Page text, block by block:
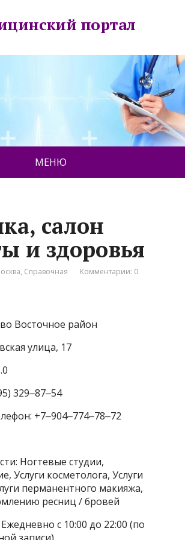
портал
МЕНЮ
салон
и здоровья
, Справочная Комментарии: 0
Восточное район
улица, 17
329‒87‒54
+7‒904‒774‒78‒72
Ногтевые студии,
Услуги косметолога, Услуги
перманентного макияжа,
ресниц / бровей
с 10:00 до 22:00 (по